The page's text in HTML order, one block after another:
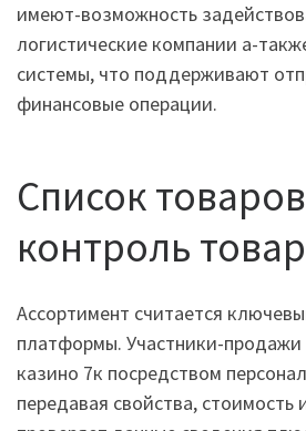
имеют-возможность
логистические компании а-
системы, что поддерживают
финансовые операции.
Список
контроль
Ассортимент считается
платформы. Участники-
казино 7к посредством
передавая свойства, стоимость